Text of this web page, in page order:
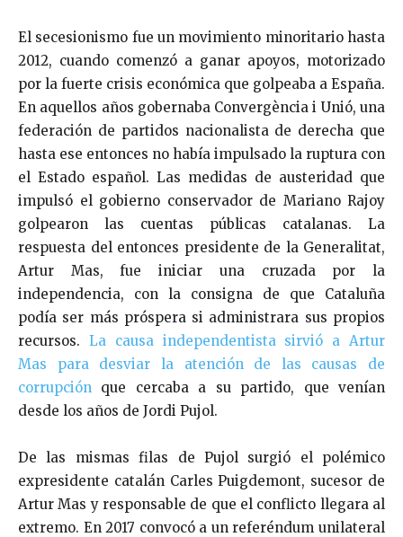
El secesionismo fue un movimiento minoritario hasta
2012, cuando comenzó a ganar apoyos, motorizado
por la fuerte crisis económica que golpeaba a España.
En aquellos años gobernaba Convergència i Unió, una
federación de partidos nacionalista de derecha que
hasta ese entonces no había impulsado la ruptura con
el Estado español. Las medidas de austeridad que
impulsó el gobierno conservador de Mariano Rajoy
golpearon las cuentas públicas catalanas. La
respuesta del entonces presidente de la Generalitat,
Artur Mas, fue iniciar una cruzada por la
independencia, con la consigna de que Cataluña
podía ser más próspera si administrara sus propios
recursos. La causa independentista sirvió a Artur
Mas para desviar la atención de las causas de
corrupción que cercaba a su partido, que venían
desde los años de Jordi Pujol.
De las mismas filas de Pujol surgió el polémico
expresidente catalán Carles Puigdemont, sucesor de
Artur Mas y responsable de que el conflicto llegara al
extremo. En 2017 convocó a un referéndum unilateral